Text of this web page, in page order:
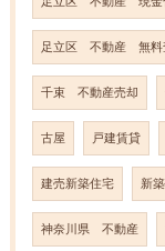
足立区 不動産 無料
千束 不動産売却
古屋 戸建賃貸
建売新築住宅 新
神奈川県 不動産